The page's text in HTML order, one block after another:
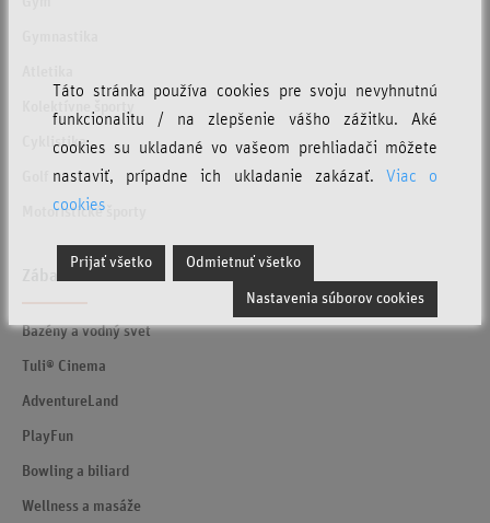
Cyklistika
Motoristické športy
Zábava a relax
Bazény a vodný svet
Tuli® Cinema
AdventureLand
PlayFun
Bowling a biliard
Wellness a masáže
Táto stránka používa cookies pre svoju nevyhnutnú
funkcionalitu / na zlepšenie vášho zážitku. Aké
cookies su ukladané vo vašeom prehliadači môžete
nastaviť, prípadne ich ukladanie zakázať. Viac o
cookies
Prijať všetko Odmietnuť všetko
Nastavenia súborov cookies